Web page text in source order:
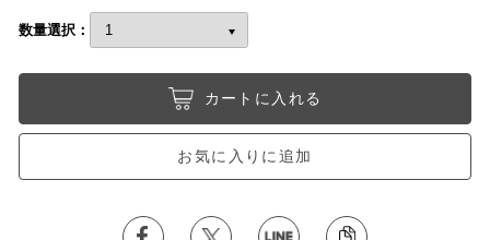
数量選択：
カートに入れる
お気に入りに追加